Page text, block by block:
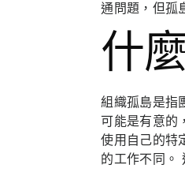
通問題，但孤
什
組織孤島是指
可能是有意的
使用自己的特
的工作不同。